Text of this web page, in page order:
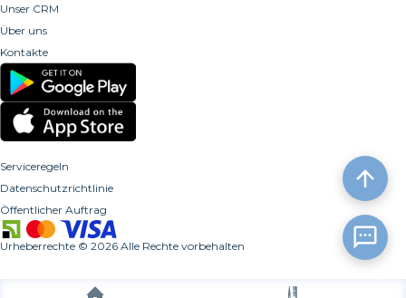
Unser CRM
Über uns
Kontakte
Serviceregeln
Datenschutzrichtlinie
Öffentlicher Auftrag
Urheberrechte © 2026 Alle Rechte vorbehalten